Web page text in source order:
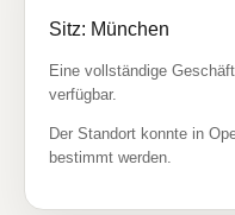
Sitz: München
Eine vollständige
verfügbar.
Der Standort konnte in
bestimmt werden.